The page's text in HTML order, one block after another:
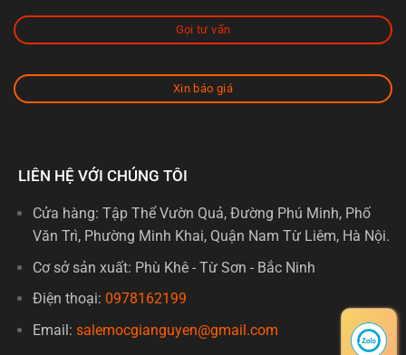
Gọi tư vấn
Xin báo giá
LIÊN HỆ VỚI CHÚNG TÔI
Cửa hàng: Tập Thể Vườn Quả, Đường Phú Minh, Phố
Văn Trì, Phường Minh Khai, Quận Nam Từ Liêm, Hà Nội.
Cơ sở sản xuất: Phù Khê - Từ Sơn - Bắc Ninh
Điện thoại: 0978162199
Email: salemocgianguyen@gmail.com